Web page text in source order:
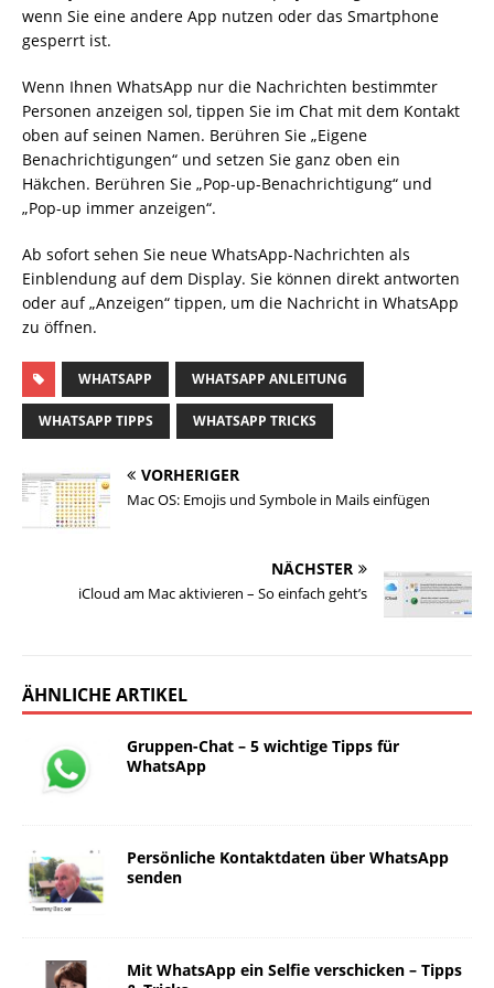
wenn Sie eine andere App nutzen oder das Smartphone
gesperrt ist.
Wenn Ihnen WhatsApp nur die Nachrichten bestimmter
Personen anzeigen sol, tippen Sie im Chat mit dem Kontakt
oben auf seinen Namen. Berühren Sie „Eigene
Benachrichtigungen“ und setzen Sie ganz oben ein
Häkchen. Berühren Sie „Pop-up-Benachrichtigung“ und
„Pop-up immer anzeigen“.
Ab sofort sehen Sie neue WhatsApp-Nachrichten als
Einblendung auf dem Display. Sie können direkt antworten
oder auf „Anzeigen“ tippen, um die Nachricht in WhatsApp
zu öffnen.
WHATSAPP WHATSAPP ANLEITUNG
WHATSAPP TIPPS WHATSAPP TRICKS
VORHERIGER
Mac OS: Emojis und Symbole in Mails einfügen
NÄCHSTER
iCloud am Mac aktivieren – So einfach geht’s
ÄHNLICHE ARTIKEL
Gruppen-Chat – 5 wichtige Tipps für
WhatsApp
Persönliche Kontaktdaten über WhatsApp
senden
Mit WhatsApp ein Selfie verschicken – Tipps